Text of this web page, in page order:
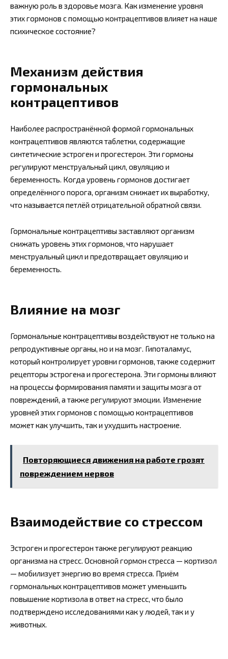
важную роль в здоровье мозга. Как изменение уровня
этих гормонов с помощью контрацептивов влияет на наше
психическое состояние?
Механизм действия
гормональных
контрацептивов
Наиболее распространённой формой гормональных
контрацептивов являются таблетки, содержащие
синтетические эстроген и прогестерон. Эти гормоны
регулируют менструальный цикл, овуляцию и
беременность. Когда уровень гормонов достигает
определённого порога, организм снижает их выработку,
что называется петлёй отрицательной обратной связи.
Гормональные контрацептивы заставляют организм
снижать уровень этих гормонов, что нарушает
менструальный цикл и предотвращает овуляцию и
беременность.
Влияние на мозг
Гормональные контрацептивы воздействуют не только на
репродуктивные органы, но и на мозг. Гипоталамус,
который контролирует уровни гормонов, также содержит
рецепторы эстрогена и прогестерона. Эти гормоны влияют
на процессы формирования памяти и защиты мозга от
повреждений, а также регулируют эмоции. Изменение
уровней этих гормонов с помощью контрацептивов
может как улучшить, так и ухудшить настроение.
Повторяющиеся движения на работе грозят
повреждением нервов
Взаимодействие со стрессом
Эстроген и прогестерон также регулируют реакцию
организма на стресс. Основной гормон стресса — кортизол
— мобилизует энергию во время стресса. Приём
гормональных контрацептивов может уменьшить
повышение кортизола в ответ на стресс, что было
подтверждено исследованиями как у людей, так и у
животных.